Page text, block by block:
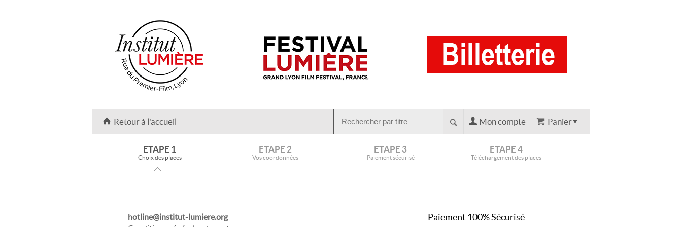
Retour à l'accueil Panier
Mon compte
ETAPE 1
Choix des places
ETAPE 2
Vos coordonnées
ETAPE 3
Paiement sécurisé
ETAPE 4
Téléchargement des places
hotline@institut-lumiere.org
Paiement 100% Sécurisé